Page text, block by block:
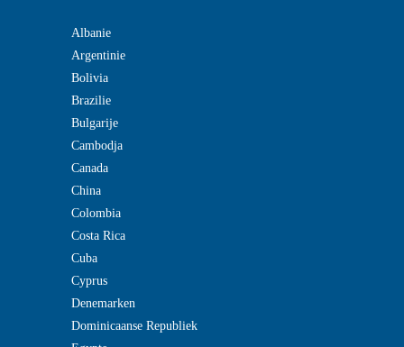
Albanie
Argentinie
Bolivia
Brazilie
Bulgarije
Cambodja
Canada
China
Colombia
Costa Rica
Cuba
Cyprus
Denemarken
Dominicaanse Republiek